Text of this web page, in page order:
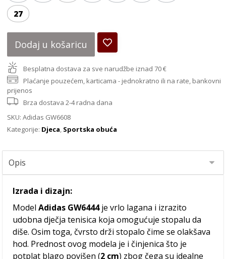
27
Dodaj u košaricu
Besplatna dostava za sve narudžbe iznad 70 €
Plaćanje pouzećem, karticama - jednokratno ili na rate, bankovni
prijenos
Brza dostava 2-4 radna dana
SKU:Adidas GW6608
Kategorije: Djeca, Sportska obuća
Izrada i dizajn:
ModelAdidas GW6444je vrlo lagana i izrazito
udobna dječja tenisica koja omogućuje stopalu da
diše. Osim toga, čvrsto drži stopalo čime se olakšava
hod. Prednost ovog modela je i činjenica što je
potplat blago povišen (2 cm) zbog čega su idealne